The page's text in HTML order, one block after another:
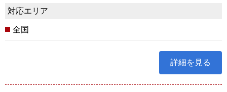
対応エリア
全国
詳細を見る